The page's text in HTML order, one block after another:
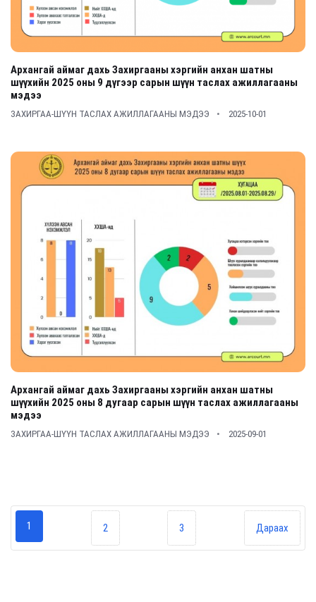
Архангай аймаг дахь Захиргааны хэргийн анхан шатны
шүүхийн 2025 оны 9 дүгээр сарын шүүн таслах ажиллагааны
мэдээ
ЗАХИРГАА-ШҮҮН ТАСЛАХ АЖИЛЛАГААНЫ МЭДЭЭ 2025-10-01
Архангай аймаг дахь Захиргааны хэргийн анхан шатны
шүүхийн 2025 оны 8 дугаар сарын шүүн таслах ажиллагааны
мэдээ
ЗАХИРГАА-ШҮҮН ТАСЛАХ АЖИЛЛАГААНЫ МЭДЭЭ 2025-09-01
1 2 3 Дараах